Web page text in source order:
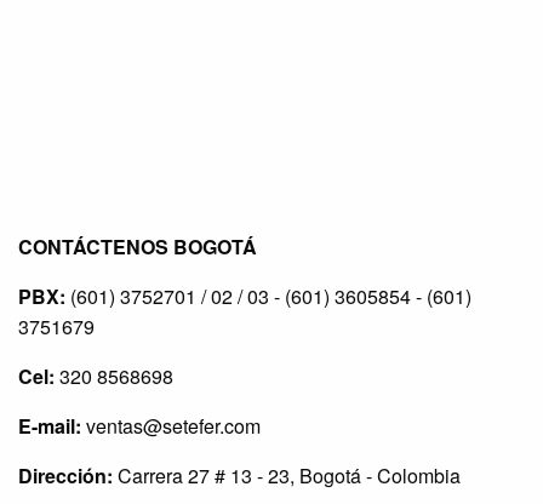
CONTÁCTENOS BOGOTÁ
PBX: (601) 3752701 / 02 / 03 - (601) 3605854 - (601)
3751679
Cel: 320 8568698
E-mail: ventas@setefer.com
Dirección: Carrera 27 # 13 - 23, Bogotá - Colombia